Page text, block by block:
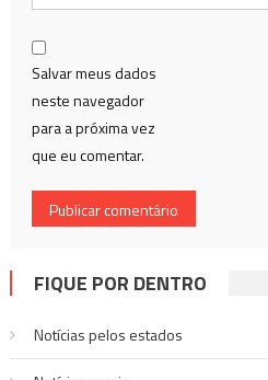
Salvar meus dados
neste navegador
para a próxima vez
que eu comentar.
FIQUE POR DENTRO
Notícias pelos estados